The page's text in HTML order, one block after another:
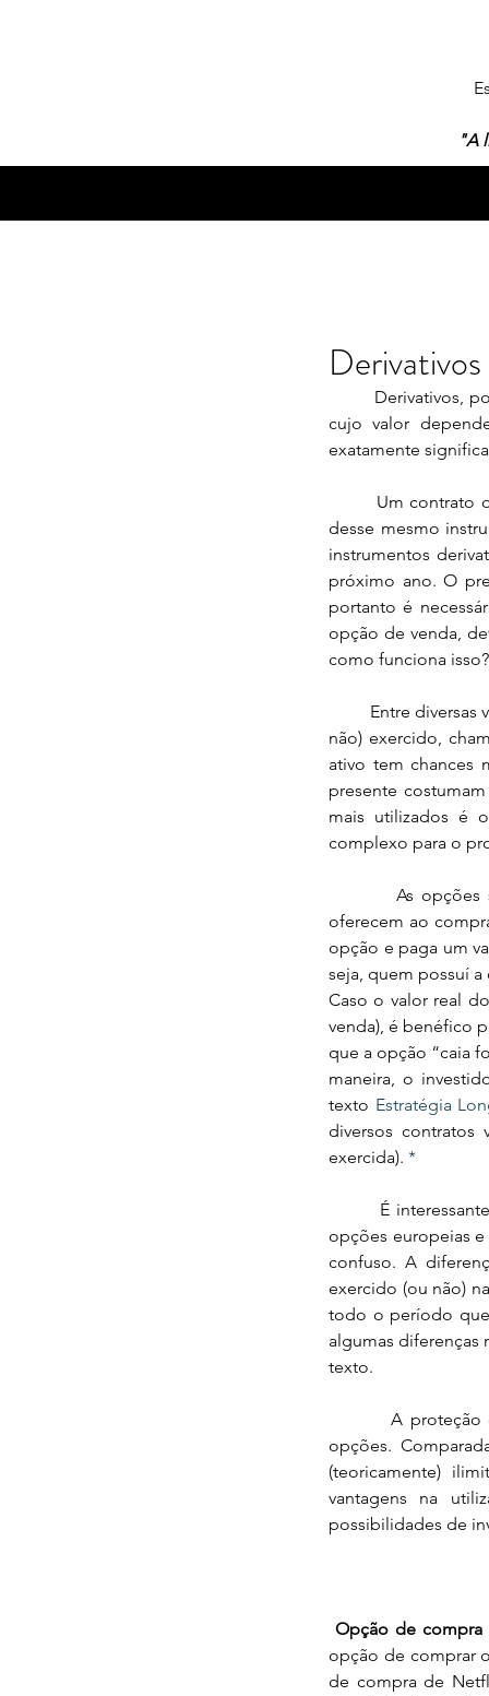
"A
cujo valor
exatamente
desse mesmo
instrumentos
próximo ano. O
portanto é
opção de venda,
como funciona isso?
não) exercido,
ativo tem chances
presente
mais utilizados é
complexo para o
oferecem ao
opção e paga um
seja, quem possuí
Caso o valor real
venda), é benéfico
que a opção “caia
maneira, o
texto Estratégia
diversos contratos
exercida). *
opções europeias e
confuso. A
exercido (ou não)
todo o período que
algumas diferenças
texto.
         A proteção contra movimentos bruscos no preço de um ativo é um fator muito atrativo das
opções.
(teoricamente)
vantagens na
possibilidades de
Opção de compra
opção de comprar
de compra de